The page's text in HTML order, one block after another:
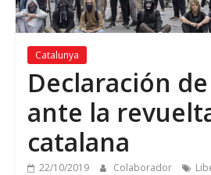
Catalunya
Declaración de
ante la
catalana
22/10/2019 Colaborador